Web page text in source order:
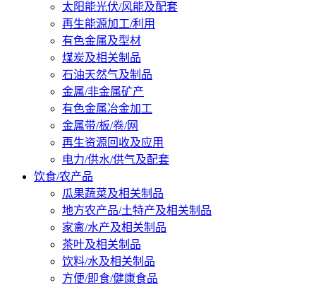
太阳能光伏/风能及配套
再生能源加工/利用
有色金属及型材
煤炭及相关制品
石油天然气及制品
金属/非金属矿产
有色金属冶金加工
金属带/板/卷/网
再生资源回收及应用
电力/供水/供气及配套
饮食/农产品
瓜果蔬菜及相关制品
地方农产品/土特产及相关制品
家禽/水产及相关制品
茶叶及相关制品
饮料/水及相关制品
方便/即食/健康食品